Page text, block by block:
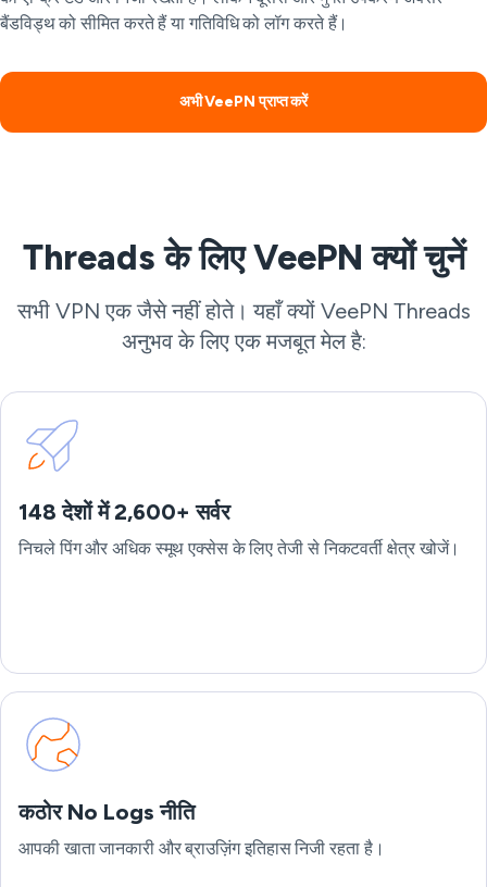
बैंडविड्थ को सीमित करते हैं या गतिविधि को लॉग करते हैं।
अभी VeePN प्राप्त करें
Threads के लिए VeePN क्यों चुनें
सभी VPN एक जैसे नहीं होते। यहाँ क्यों VeePN Threads
अनुभव के लिए एक मजबूत मेल है:
148 देशों में 2,600+ सर्वर
निचले पिंग और अधिक स्मूथ एक्सेस के लिए तेजी से निकटवर्ती क्षेत्र खोजें।
कठोर No Logs नीति
आपकी खाता जानकारी और ब्राउज़िंग इतिहास निजी रहता है।